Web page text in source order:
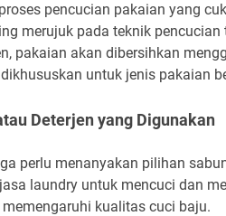
pencucian pakaian yang
merujuk pada teknik
pakaian akan dibersihkan
untuk jenis pakaian
Deterjen yang Digunakan
perlu menanyakan pilihan
laundry untuk mencuci dan
kualitas cuci baju.